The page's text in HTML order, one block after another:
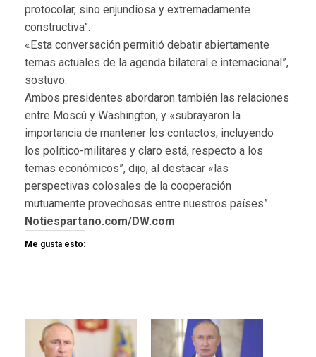
protocolar, sino enjundiosa y extremadamente
constructiva”.
«Esta conversación permitió debatir abiertamente
temas actuales de la agenda bilateral e internacional”,
sostuvo.
Ambos presidentes abordaron también las relaciones
entre Moscú y Washington, y «subrayaron la
importancia de mantener los contactos, incluyendo
los político-militares y claro está, respecto a los
temas económicos”, dijo, al destacar «las
perspectivas colosales de la cooperación
mutuamente provechosas entre nuestros países”.
Notiespartano.com/DW.com
Me gusta esto: